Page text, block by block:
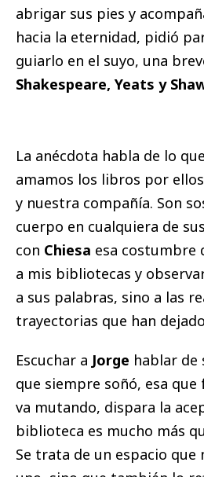
abrigar sus pies y
hacia la eternidad, pidió
guiarlo en el suyo, una
Shakespeare, Yeats y
La anécdota habla de lo
amamos los libros por
y nuestra compañía. Son
cuerpo en cualquiera de
con Chiesa esa costumbre
a mis bibliotecas y
a sus palabras, sino a las
trayectorias que han
Escuchar a Jorge hablar de
que siempre soñó, esa
va mutando, dispara la
biblioteca es mucho más
Se trata de un espacio que